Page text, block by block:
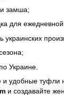
замша;
для ежедневной
украинских
Украине.
и удобные туфли
и создавайте